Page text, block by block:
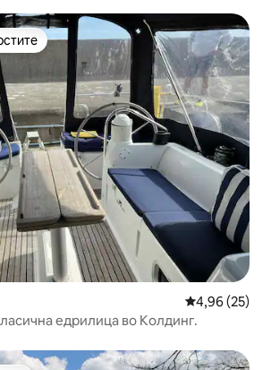
„Омилени на гостите“
Просечна
4,96 (25)
едрилица во Колдинг.